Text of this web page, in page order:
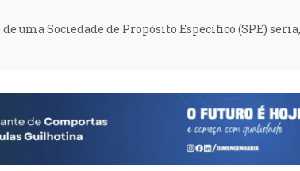
uma Sociedade de Propósito Específico (SPE)